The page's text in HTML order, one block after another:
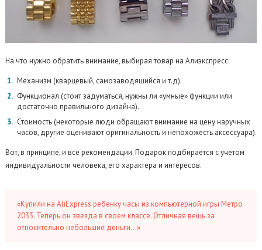
На что нужно обратить внимание, выбирая товар на Алиэкспресс:
Механизм (кварцевый, самозаводящийся и т.д).
Функционал (стоит задуматься, нужны ли «умные» функции или
достаточно правильного дизайна).
Стоимость (некоторые люди обращают внимание на цену наручных
часов, другие оценивают оригинальность и непохожесть аксессуара).
Вот, в принципе, и все рекомендации. Подарок подбирается с учетом
индивидуальности человека, его характера и интересов.
«Купили на AliExpress ребенку часы из компьютерной игры Метро
2033. Теперь он звезда в своем классе. Отличная вещь за
относительно небольшие деньги…»